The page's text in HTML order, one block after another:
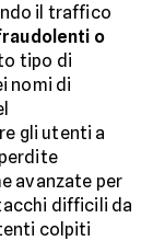
il traffico
o
tipo di
nomi di
gli utenti a
avanzate per
difficili da
colpiti